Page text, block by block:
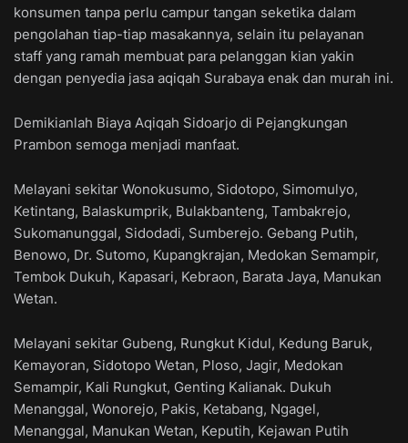
konsumen tanpa perlu campur tangan seketika dalam
pengolahan tiap-tiap masakannya, selain itu pelayanan
staff yang ramah membuat para pelanggan kian yakin
dengan penyedia jasa aqiqah Surabaya enak dan murah ini.
Demikianlah Biaya Aqiqah Sidoarjo di Pejangkungan
Prambon semoga menjadi manfaat.
Melayani sekitar Wonokusumo, Sidotopo, Simomulyo,
Ketintang, Balaskumprik, Bulakbanteng, Tambakrejo,
Sukomanunggal, Sidodadi, Sumberejo. Gebang Putih,
Benowo, Dr. Sutomo, Kupangkrajan, Medokan Semampir,
Tembok Dukuh, Kapasari, Kebraon, Barata Jaya, Manukan
Wetan.
Melayani sekitar Gubeng, Rungkut Kidul, Kedung Baruk,
Kemayoran, Sidotopo Wetan, Ploso, Jagir, Medokan
Semampir, Kali Rungkut, Genting Kalianak. Dukuh
Menanggal, Wonorejo, Pakis, Ketabang, Ngagel,
Menanggal, Manukan Wetan, Keputih, Kejawan Putih